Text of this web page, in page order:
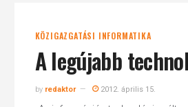
KÖZIGAZGATÁSI INFORMATIKA
A legújabb
by redaktor 2012. április 15.